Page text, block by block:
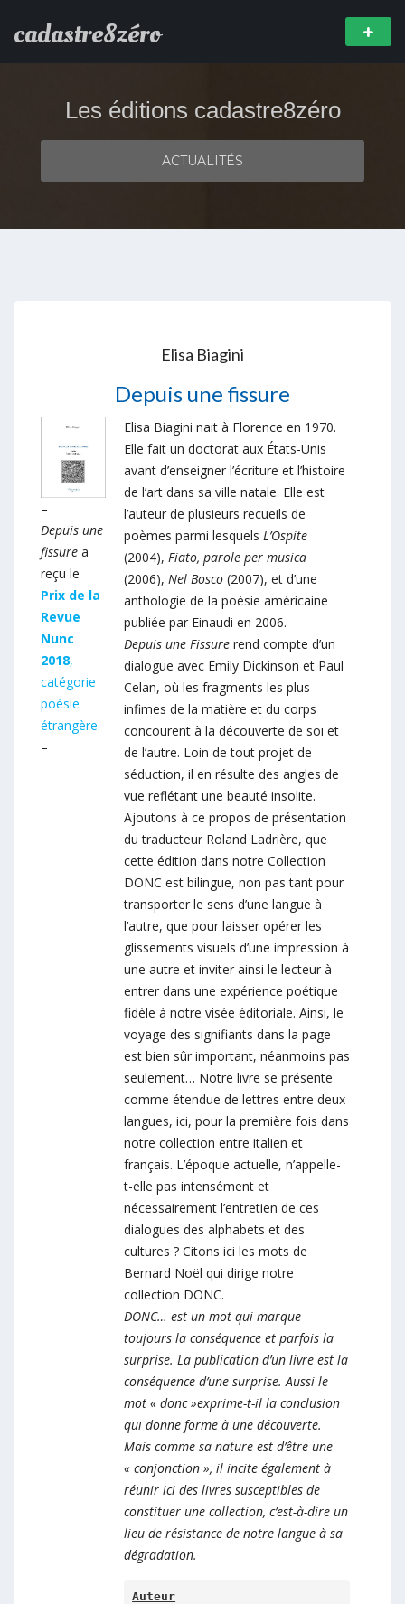
cadastre8zéro
Les éditions cadastre8zéro
ACTUALITÉS
Elisa Biagini
Depuis une fissure
–
Depuis une
fissure a
reçu le
Prix de la
Revue
Nunc
2018,
catégorie
poésie
étrangère.
–
Elisa Biagini nait à Florence en 1970.
Elle fait un doctorat aux États-Unis
avant d’enseigner l’écriture et l’histoire
de l’art dans sa ville natale. Elle est
l’auteur de plusieurs recueils de
poèmes parmi lesquels L’Ospite
(2004), Fiato, parole per musica
(2006), Nel Bosco(2007), et d’une
anthologie de la poésie américaine
publiée par Einaudi en 2006.
Depuis une Fissurerend compte d’un
dialogue avec Emily Dickinson et Paul
Celan, où les fragments les plus
infimes de la matière et du corps
concourent à la découverte de soi et
de l’autre. Loin de tout projet de
séduction, il en résulte des angles de
vue reflétant une beauté insolite.
Ajoutons à ce propos de présentation
du traducteur Roland Ladrière, que
cette édition dans notre Collection
DONC est bilingue, non pas tant pour
transporter le sens d’une langue à
l’autre, que pour laisser opérer les
glissements visuels d’une impression à
une autre et inviter ainsi le lecteur à
entrer dans une expérience poétique
fidèle à notre visée éditoriale. Ainsi, le
voyage des signifiants dans la page
est bien sûr important, néanmoins pas
seulement… Notre livre se présente
comme étendue de lettres entre deux
langues, ici, pour la première fois dans
notre collection entre italien et
français. L’époque actuelle, n’appelle-
t-elle pas intensément et
nécessairement l’entretien de ces
dialogues des alphabets et des
cultures ? Citons ici les mots de
Bernard Noël qui dirige notre
collection DONC.
DONC… est un mot qui marque
toujours la conséquence et parfois la
surprise. La publication d’un livre est la
conséquence d’une surprise. Aussi le
mot « donc »exprime-t-il la conclusion
qui donne forme à une découverte.
Mais comme sa nature est d’être une
« conjonction », il incite également à
réunir ici des livres susceptibles de
constituer une collection, c’est-à-dire un
lieu de résistance de notre langue à sa
dégradation.
Auteur